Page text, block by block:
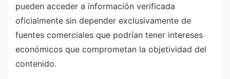
pueden acceder a información verificada
oficialmente sin depender exclusivamente de
fuentes comerciales que podrían tener intereses
económicos que comprometan la objetividad del
contenido.